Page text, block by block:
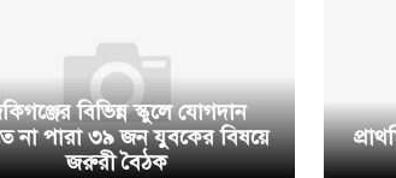
বিভিন্ন স্কুলে যোগদান
না পারা ৩৯ জন যুবকের বিষয়ে
জরুরী বৈঠক